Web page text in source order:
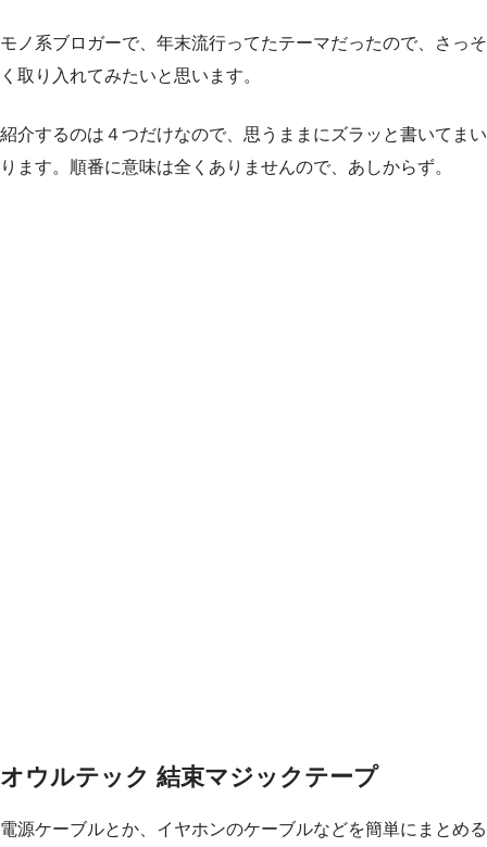
モノ系ブロガーで、年末流行ってたテーマだったので、さっそ
く取り入れてみたいと思います。
紹介するのは４つだけなので、思うままにズラッと書いてまい
ります。順番に意味は全くありませんので、あしからず。
オウルテック 結束マジックテープ
電源ケーブルとか、イヤホンのケーブルなどを簡単にまとめる